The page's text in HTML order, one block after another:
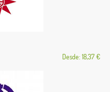
Desde: 18,37 €